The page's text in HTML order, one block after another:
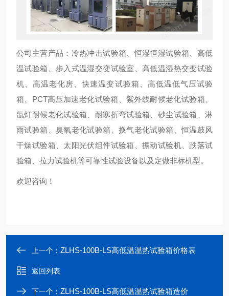
公司主营产品：冷热冲击试验箱、恒湿恒湿试验箱、高低
温试验箱、步入式温湿交变试验室、高低温湿热交变试验
机、高温老化房、快速温变试验箱、高低温低气压试验
箱、PCT高压加速老化试验箱、紫外线耐候老化试验箱、
氙灯耐候老化试验箱、耐寒折弯试验箱、砂尘试验箱、淋
雨试验箱、臭氧老化试验箱、换气老化试验箱、恒温鼓风
干燥试验箱、太阳光伏组件试验箱、振动试验机、跌落试
验箱、拉力试验机等可靠性试验设备以及定做非标机型。
欢迎咨询！
上一个： ZLHS-100B-LS高低温温热试验箱价格表
返回列表
下一个： ZLHS-100B-LS高低温温热试验箱造价